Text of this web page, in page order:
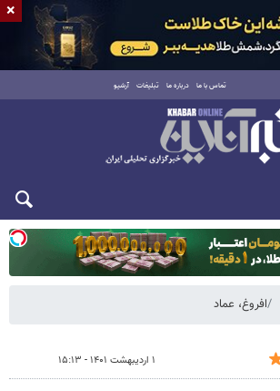
تماس با ما درباره ما تبلیغات آرشیو
یکشنبه ۱۸ مرداد ۱۴۰۵
افروغ، عماد
۱ اردیبهشت ۱۴۰۱ - ۱۵:۱۳
×